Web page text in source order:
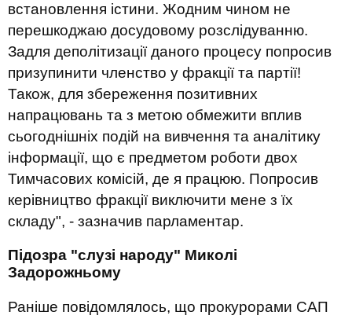
встановлення істини. Жодним чином не
перешкоджаю досудовому розслідуванню.
Задля деполітизації даного процесу попросив
призупинити членство у фракції та партії!
Також, для збереження позитивних
напрацювань та з метою обмежити вплив
сьогоднішніх подій на вивчення та аналітику
інформації, що є предметом роботи двох
Тимчасових комісій, де я працюю. Попросив
керівництво фракції виключити мене з їх
складу", - зазначив парламентар.
Підозра "слузі народу" Миколі
Задорожньому
Раніше повідомлялось, що прокурорами САП